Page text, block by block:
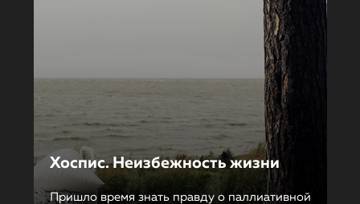
Хоспис. Неизбежность жизни
Пришло время знать правду о паллиативной